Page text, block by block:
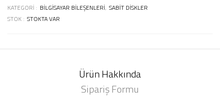
KATEGORI : BILGISAYAR BILEŞENLERI, SABIT DISKLER
STOK : STOKTA VAR
Ürün Hakkında
Sipariş Formu